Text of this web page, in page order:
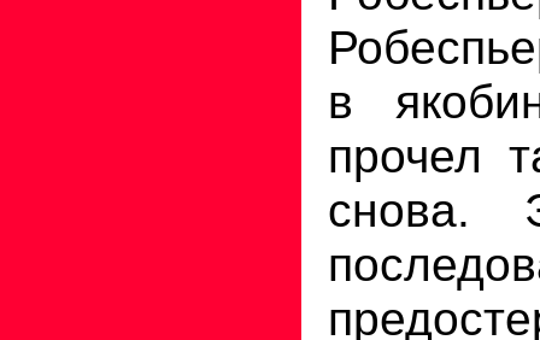
в
прочел
снова.